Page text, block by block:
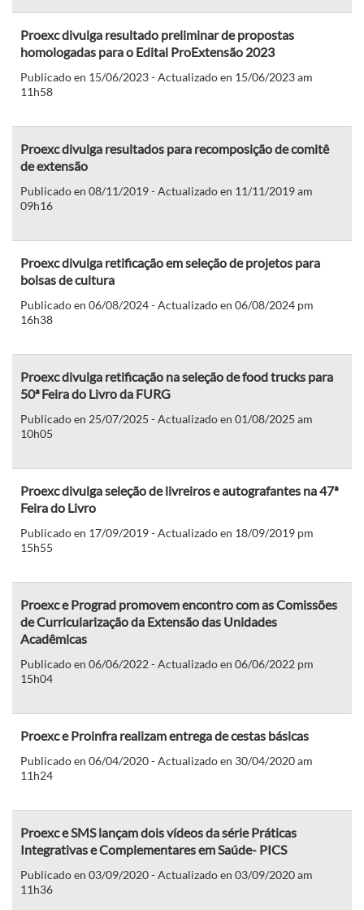
Proexc divulga resultado preliminar de propostas
homologadas para o Edital ProExtensão 2023
Publicado en 15/06/2023 - Actualizado en 15/06/2023 am
11h58
Proexc divulga resultados para recomposição de comitê
de extensão
Publicado en 08/11/2019 - Actualizado en 11/11/2019 am
09h16
Proexc divulga retificação em seleção de projetos para
bolsas de cultura
Publicado en 06/08/2024 - Actualizado en 06/08/2024 pm
16h38
Proexc divulga retificação na seleção de food trucks para
50ª Feira do Livro da FURG
Publicado en 25/07/2025 - Actualizado en 01/08/2025 am
10h05
Proexc divulga seleção de livreiros e autografantes na 47ª
Feira do Livro
Publicado en 17/09/2019 - Actualizado en 18/09/2019 pm
15h55
Proexc e Prograd promovem encontro com as Comissões
de Curricularização da Extensão das Unidades
Acadêmicas
Publicado en 06/06/2022 - Actualizado en 06/06/2022 pm
15h04
Proexc e Proinfra realizam entrega de cestas básicas
Publicado en 06/04/2020 - Actualizado en 30/04/2020 am
11h24
Proexc e SMS lançam dois vídeos da série Práticas
Integrativas e Complementares em Saúde- PICS
Publicado en 03/09/2020 - Actualizado en 03/09/2020 am
11h36